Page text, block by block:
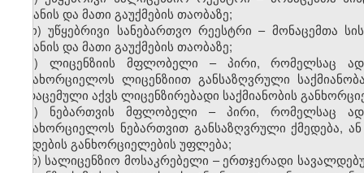
შეტანის და მათი გაუქმების თაობაზე;
ო) უწყებრივი სანებართვო რეესტრი – მონაცემთა
შეტანის და მათი გაუქმების თაობაზე;
პ) ლიცენზიის მფლობელი – პირი, რომელსაც
განახორციელოს ლიცენზიით განსაზღვრული
გადაცემული აქვს ლიცენზირებადი საქმიანობის
ჟ) ნებართვის მფლობელი – პირი, რომელსაც
განახორციელოს ნებართვით განსაზღვრული ქმედება,
ქმედების განხორციელების უფლება;
რ) სალიცენზიო მოსაკრებელი – ერთჯერადი